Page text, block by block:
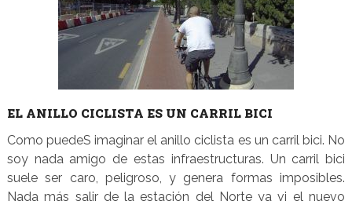
EL ANILLO CICLISTA ES UN CARRIL BICI
Como puedeS imaginar el anillo ciclista es un carril bici. No
soy nada amigo de estas infraestructuras. Un carril bici
suele ser caro, peligroso, y genera formas imposibles.
Nada más salir de la estación del Norte ya vi el nuevo